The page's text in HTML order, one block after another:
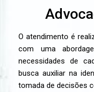
O atendimento é
com uma
necessidades de
busca auxiliar na
tomada de decisões